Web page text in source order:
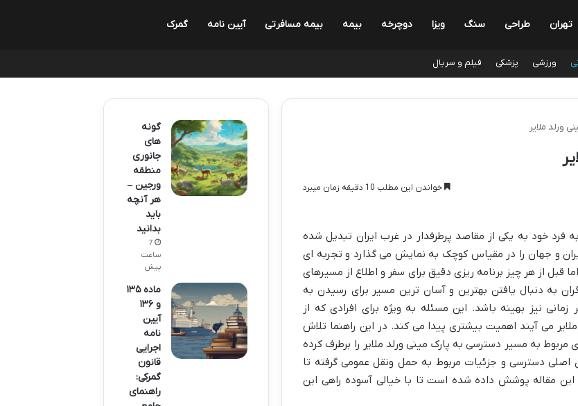
تهران طراحی سنگ ویزا دوچرخه بیمه بیمه مسافرتی آیین نامه گمرک
ورزشی پزشکی فیلم و سریال
ورلد ملایر
خواندن این مطلب 10 دقیقه زمان میبرد
فرد خود به یکی از مقاصد پرطرفدار در غرب ایران تبدیل شده
و جهان را در مقیاس کوچک به نمایش می گذارد و تجربه ای
قبل از هر چیز برنامه ریزی دقیق برای سفر و اطلاع از مسیرهای
به دنبال یافتن بهترین و آسان ترین مسیر برای رسیدن به
نیز بهینه باشد. این مسئله به ویژه برای افرادی که از
می آیند اهمیت بیشتری پیدا می کند. در این راهنما تلاش
به مسیر دسترسی به پارک مینی ورلد ملایر را برطرف کرده
اصلی دسترسی و جزئیات مربوط به حمل ونقل عمومی گرفته تا
مقاله پوشش داده شده است تا با خیالی آسوده راهی این
گونه
های
جانوری
منطقه
ورجین –
هر آنچه
باید
بدانید
7
ساعت
پیش
ماده ۱۳۵
و ۱۳۶
آیین
نامه
اجرایی
قانون
گمرکی:
راهنمای